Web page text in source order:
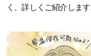
く、詳しくご紹介します